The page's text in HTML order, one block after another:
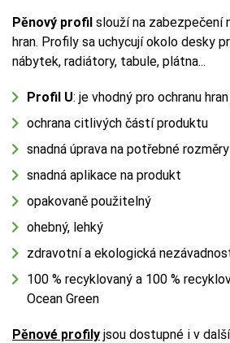
Pěnový profil slouží na zabezpečení
hran. Profily sa uchycují okolo desky
nábytek, radiátory, tabule, plátna...
Profil U: je vhodný pro ochranu
ochrana citlivých částí produktu
snadná úprava na potřebné rozměry
snadná aplikace na produkt
opakovaně použitelný
ohebný, lehký
zdravotní a ekologická
100 % recyklovaný a 100 %
Ocean Green
Pěnové profily jsou dostupné i v